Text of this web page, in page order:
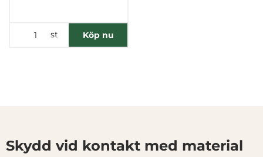
st Köp nu
Skydd vid kontakt med material